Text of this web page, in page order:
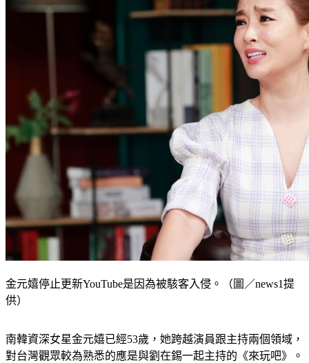
金元嬉停止更新YouTube是因為被駭客入侵。（圖／news1提
供）
南韓資深女星金元嬉已經53歲，她跨越演員跟主持兩個領域，
對台灣觀眾較為熟悉的應是與劉在錫一起主持的《來玩吧》。